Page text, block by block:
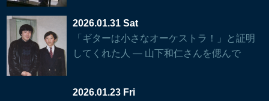
2026.01.31 Sat
「ギターは小さなオーケストラ！」と証明
してくれた人 — 山下和仁さんを偲んで
2026.01.23 Fri